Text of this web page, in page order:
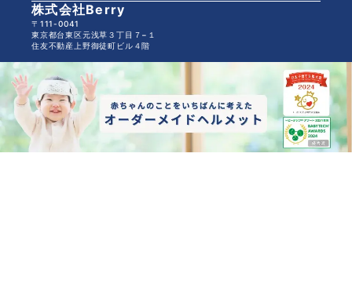
株式会社Berry
〒111-0041
東京都台東区元浅草３丁目７−１
住友不動産上野御徒町ビル４階